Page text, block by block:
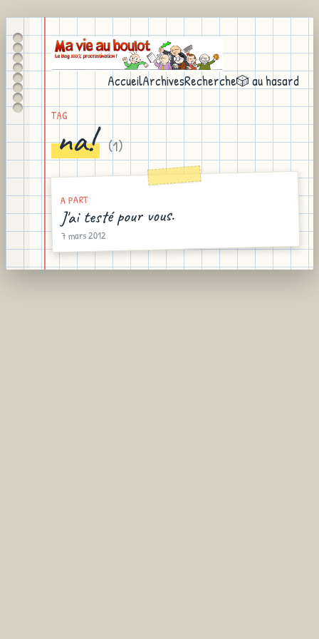
AccueilArchivesRecherche🎲 au hasard
TAG
na! (1)
A PART
J'ai testé pour vous.
7 mars 2012